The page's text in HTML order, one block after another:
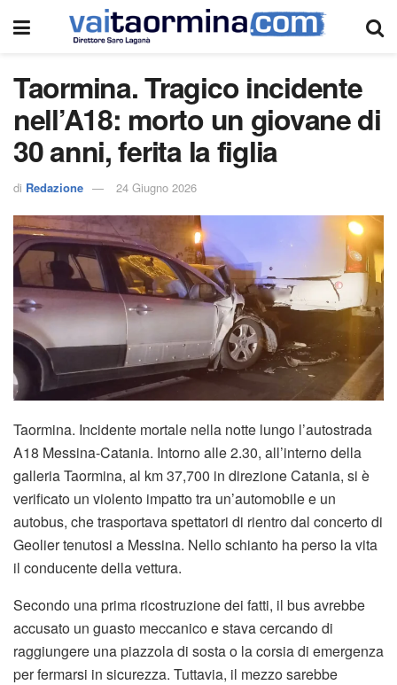
Taormina. Tragico incidente
nell’A18: morto un giovane di
30 anni, ferita la figlia
di Redazione 24 Giugno 2026
Taormina. Incidente mortale nella notte lungo l’autostrada
A18 Messina-Catania. Intorno alle 2.30, all’interno della
galleria Taormina, al km 37,700 in direzione Catania, si è
verificato un violento impatto tra un’automobile e un
autobus, che trasportava spettatori di rientro dal concerto di
Geolier tenutosi a Messina. Nello schianto ha perso la vita
il conducente della vettura.
Secondo una prima ricostruzione dei fatti, il bus avrebbe
accusato un guasto meccanico e stava cercando di
raggiungere una piazzola di sosta o la corsia di emergenza
per fermarsi in sicurezza. Tuttavia, il mezzo sarebbe